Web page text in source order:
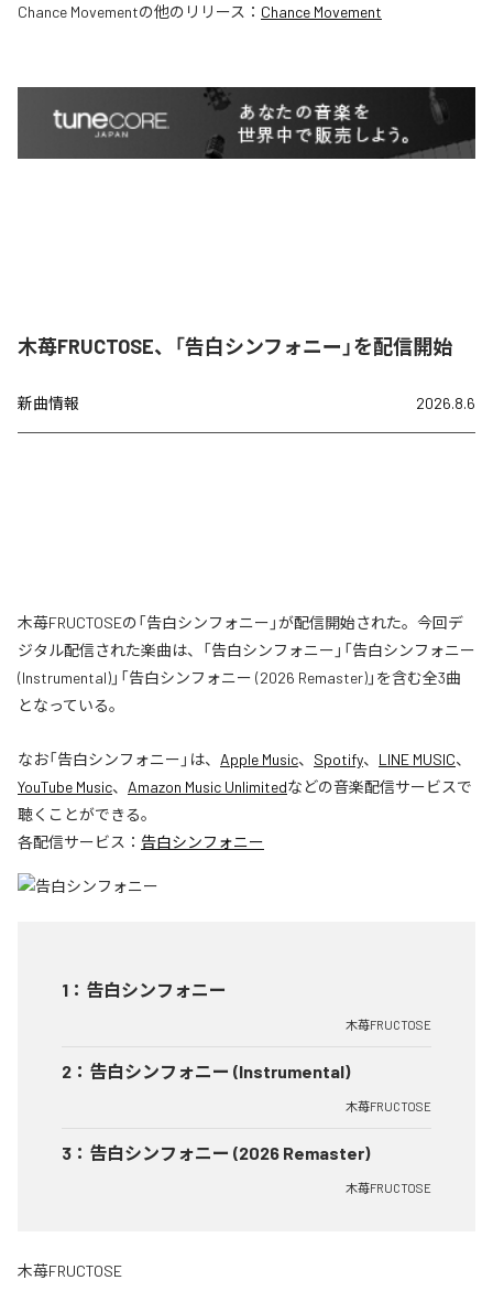
Chance Movementの他のリリース： Chance Movement
木苺FRUCTOSE、「告白シンフォニー」を配信開始
新曲情報 2026.8.6
木苺FRUCTOSEの「告白シンフォニー」が配信開始された。今回デ
ジタル配信された楽曲は、「告白シンフォニー」「告白シンフォニー
(Instrumental)」「告白シンフォニー (2026 Remaster)」を含む全3曲
となっている。
なお「告白シンフォニー 」は、 Apple Music、 Spotify、 LINE MUSIC、
YouTube Music、 Amazon Music Unlimitedなどの音楽配信サービスで
聴くことができる。
各配信サービス： 告白シンフォニー
1 ： 告白シンフォニー
木苺FRUCTOSE
2 ： 告白シンフォニー (Instrumental)
木苺FRUCTOSE
3 ： 告白シンフォニー (2026 Remaster)
木苺FRUCTOSE
木苺FRUCTOSE